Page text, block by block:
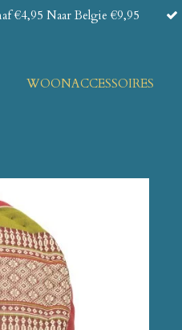
€4,95 Naar Belgie €9,95
WOONACCESSOIRES